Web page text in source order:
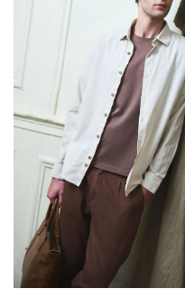
XXL
AGREGAR AL CARRITO